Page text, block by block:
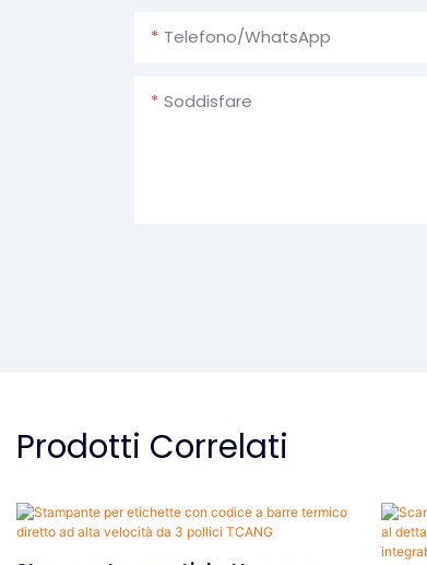
Telefono/WhatsApp
Soddisfare
Prodotti Correlati